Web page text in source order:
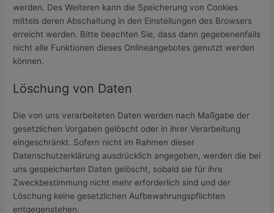
werden. Des Weiteren kann die Speicherung von Cookies
mittels deren Abschaltung in den Einstellungen des Browsers
erreicht werden. Bitte beachten Sie, dass dann gegebenenfalls
nicht alle Funktionen dieses Onlineangebotes genutzt werden
können.
Löschung von Daten
Die von uns verarbeiteten Daten werden nach Maßgabe der
gesetzlichen Vorgaben gelöscht oder in ihrer Verarbeitung
eingeschränkt. Sofern nicht im Rahmen dieser
Datenschutzerklärung ausdrücklich angegeben, werden die bei
uns gespeicherten Daten gelöscht, sobald sie für ihre
Zweckbestimmung nicht mehr erforderlich sind und der
Löschung keine gesetzlichen Aufbewahrungspflichten
entgegenstehen.